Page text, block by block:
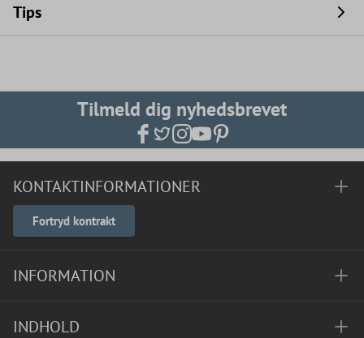
Tips
Tilmeld dig nyhedsbrevet
KONTAKTINFORMATIONER
Fortryd kontrakt
INFORMATION
INDHOLD